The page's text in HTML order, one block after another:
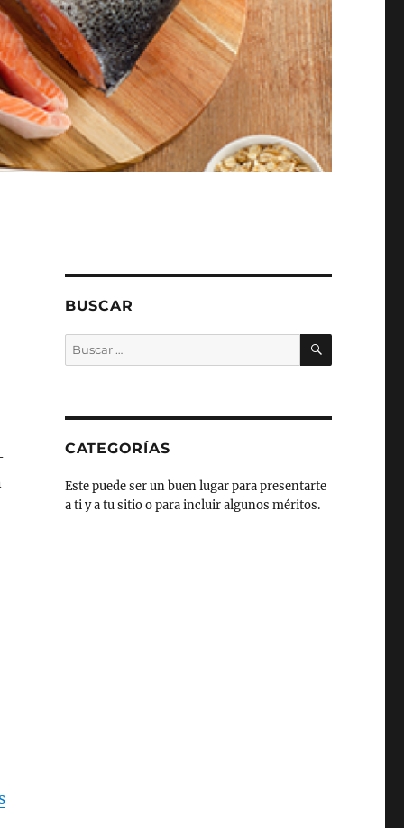
BUSCAR
Buscar
por:
BUSCAR
CATEGORÍAS
Este puede ser un buen lugar para presentarte
a ti y a tu sitio o para incluir algunos méritos.